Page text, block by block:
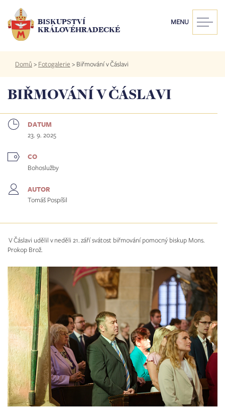
hlavnímu
obsahu
BISKUPSTVÍ
KRÁLOVÉHRADECKÉ
MENU
Drobečková
navigace
Domů > Fotogalerie > Biřmování v Čáslavi
BIŘMOVÁNÍ V ČÁSLAVI
DATUM
23. 9. 2025
CO
Bohoslužby
AUTOR
Tomáš Pospíšil
V Čáslavi udělil v neděli 21. září svátost biřmování pomocný biskup Mons.
Prokop Brož.